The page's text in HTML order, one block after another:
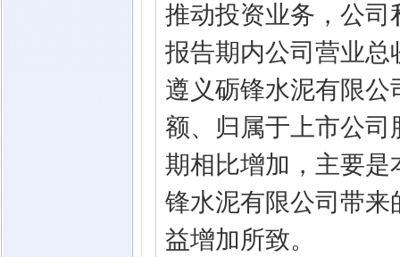
推动投资业务，公
报告期内公司营业
遵义砺锋水泥有限公
额、归属于上市公
期相比增加，主要
锋水泥有限公司带
益增加所致。